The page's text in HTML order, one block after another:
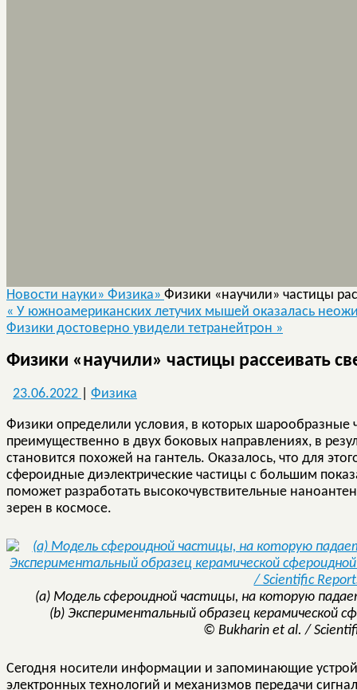
Новости науки» Физика» Физики «научили» частицы
« У южноамериканских летучих мышей оказалась
Физики достоверно увидели тетранейтрон »
Физики «научили» частицы рассеивать
23.06.2022 Физика
Физики определили условия, в которых шарообразные
преимущественно в двух боковых направлениях, в
становится похожей на гантель. Оказалось, что для
сфероидные диэлектрические частицы с большим
поможет разработать высокочувствительные
зерен в космосе.
(a) Модель сфероидной частицы, на которую
(b) Экспериментальный образец керамической
© Bukharin et al. /
Сегодня носители информации и запоминающие
электронных технологий и механизмов передачи